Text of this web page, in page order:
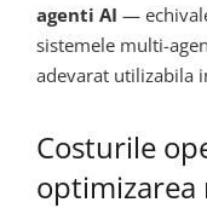
agenti AI —
sistemele multi-
adevarat utilizabila
Costurile
optimizarea